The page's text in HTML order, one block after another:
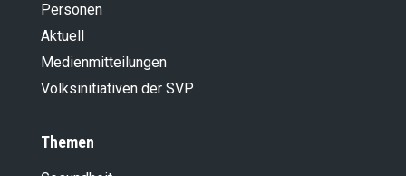
Personen
Aktuell
Medienmitteilungen
Volksinitiativen der SVP
Themen